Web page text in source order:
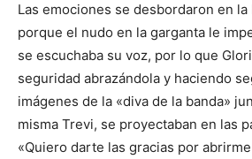
Las emociones se desbordaron en la
porque el nudo en la garganta le
se escuchaba su voz, por lo que
seguridad abrazándola y haciendo
imágenes de la «diva de la banda»
misma Trevi, se proyectaban en las
«Quiero darte las gracias por